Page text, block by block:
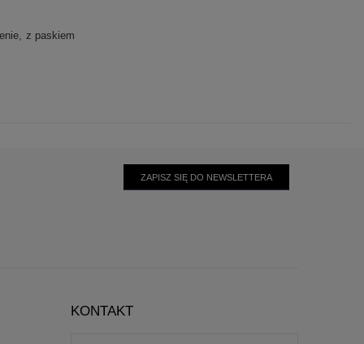
z paskiem
ZAPISZ SIĘ DO NEWSLETTERA
KONTAKT